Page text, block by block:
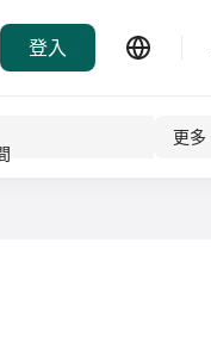
登入
更多